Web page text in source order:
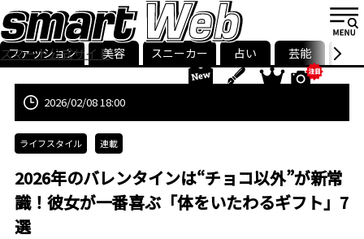
スマート公式サイト
smart最新号
記事一覧ランキング
ストリ
ファッション 美容 スニーカー 占い 芸能 グル
2026/02/08 18:00
ライフスタイル 連載
2026年のバレンタインは“チョコ以外”が新常
識！彼女が一番喜ぶ「体をいたわるギフト」7
選